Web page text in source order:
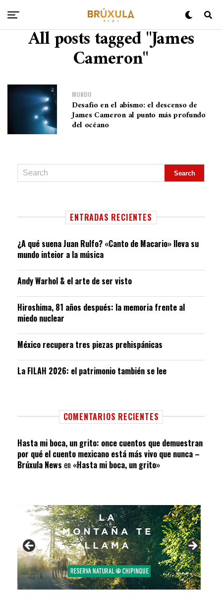
All posts tagged "James
Cameron"
MUNDO
Desafío en el abismo: el descenso de
James Cameron al punto más profundo
del océano
ENTRADAS RECIENTES
¿A qué suena Juan Rulfo? «Canto de Macario» lleva su
mundo inteior a la música
Andy Warhol & el arte de ser visto
Hiroshima, 81 años después: la memoria frente al
miedo nuclear
México recupera tres piezas prehispánicas
La FILAH 2026: el patrimonio también se lee
COMENTARIOS RECIENTES
Hasta mi boca, un grito: once cuentos que demuestran
por qué el cuento mexicano está más vivo que nunca –
Brúxula News en «Hasta mi boca, un grito»